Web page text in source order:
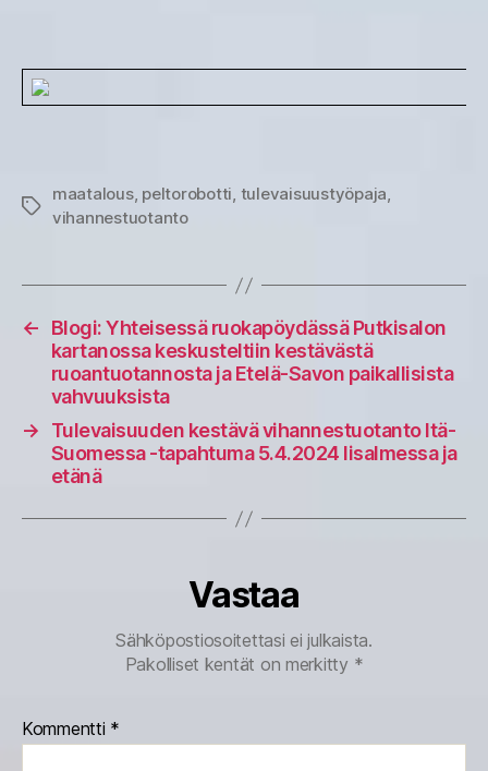
Avainsanat
maatalous, peltorobotti, tulevaisuustyöpaja,
vihannestuotanto
←
Blogi: Yhteisessä ruokapöydässä Putkisalon
kartanossa keskusteltiin kestävästä
ruoantuotannosta ja Etelä-Savon paikallisista
vahvuuksista
→
Tulevaisuuden kestävä vihannestuotanto Itä-
Suomessa -tapahtuma 5.4.2024 Iisalmessa ja
etänä
Vastaa
Sähköpostiosoitettasi ei julkaista.
Pakolliset kentät on merkitty *
Kommentti *